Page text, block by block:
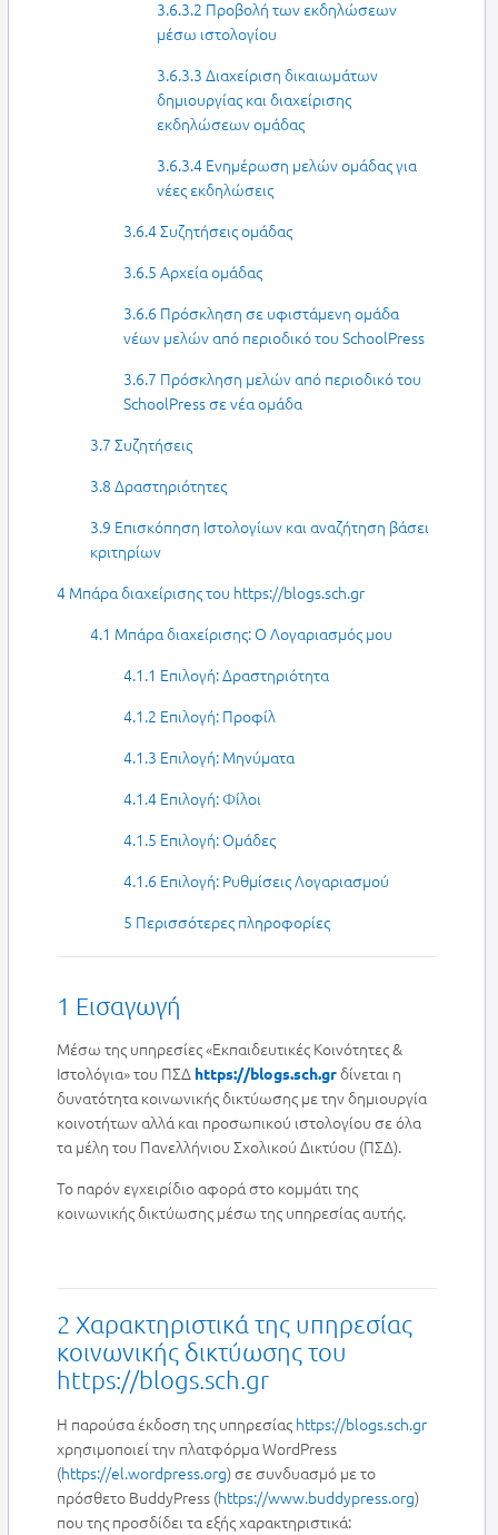
3.6.3.2 Προβολή των εκδηλώσεων
μέσω ιστολογίου
3.6.3.3 Διαχείριση δικαιωμάτων
δημιουργίας και διαχείρισης
εκδηλώσεων ομάδας
3.6.3.4 Ενημέρωση μελών ομάδας για
νέες εκδηλώσεις
3.6.4 Συζητήσεις ομάδας
3.6.5 Αρχεία ομάδας
3.6.6 Πρόσκληση σε υφιστάμενη ομάδα
νέων μελών από περιοδικό του SchoolPress
3.6.7 Πρόσκληση μελών από περιοδικό του
SchoolPress σε νέα ομάδα
3.7 Συζητήσεις
3.8 Δραστηριότητες
3.9 Επισκόπηση Ιστολογίων και αναζήτηση βάσει
κριτηρίων
4 Μπάρα διαχείρισης του https://blogs.sch.gr
4.1 Μπάρα διαχείρισης: Ο Λογαριασμός μου
4.1.1 Επιλογή: Δραστηριότητα
4.1.2 Επιλογή: Προφίλ
4.1.3 Επιλογή: Μηνύματα
4.1.4 Επιλογή: Φίλοι
4.1.5 Επιλογή: Ομάδες
4.1.6 Επιλογή: Ρυθμίσεις Λογαριασμού
5 Περισσότερες πληροφορίες
1 Εισαγωγή
Μέσω της υπηρεσίες «Εκπαιδευτικές Κοινότητες &
Ιστολόγια» του ΠΣΔ https://blogs.sch.grδίνεται η
δυνατότητα κοινωνικής δικτύωσης με την δημιουργία
κοινοτήτων αλλά και προσωπικού ιστολογίου σε όλα
τα μέλη του Πανελλήνιου Σχολικού Δικτύου (ΠΣΔ).
Το παρόν εγχειρίδιο αφορά στο κομμάτι της
κοινωνικής δικτύωσης μέσω της υπηρεσίας αυτής.
2 Χαρακτηριστικά της υπηρεσίας
κοινωνικής δικτύωσης του
https://blogs.sch.gr
Η παρούσα έκδοση της υπηρεσίας https://blogs.sch.gr
χρησιμοποιεί την πλατφόρμα WordPress
(https://el.wordpress.org) σε συνδυασμό με το
πρόσθετο BuddyPress (https://www.buddypress.org)
που της προσδίδει τα εξής χαρακτηριστικά: